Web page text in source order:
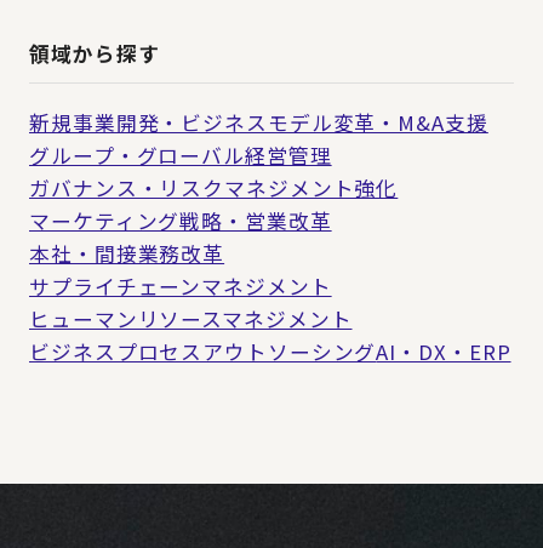
領域から探す
新規事業開発・ビジネスモデル変革・M&A支援
グループ・グローバル経営管理
ガバナンス・リスクマネジメント強化
マーケティング戦略・営業改革
本社・間接業務改革
サプライチェーンマネジメント
ヒューマンリソースマネジメント
ビジネスプロセスアウトソーシングAI・DX・ERP